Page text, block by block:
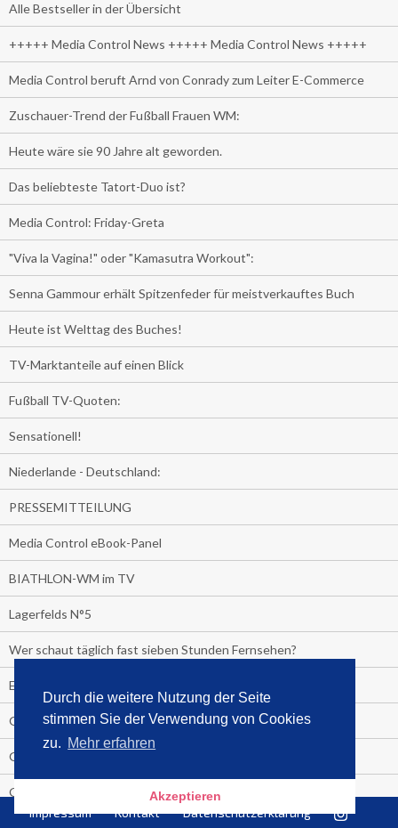
Durch die weitere Nutzung der Seite
stimmen Sie der Verwendung von Cookies
zu. Mehr erfahren
Akzeptieren
Alle Bestseller in der Übersicht
+++++ Media Control News +++++ Media Control News +++++
Media Control beruft Arnd von Conrady zum Leiter E-Commerce
Zuschauer-Trend der Fußball Frauen WM:
Heute wäre sie 90 Jahre alt geworden.
Das beliebteste Tatort-Duo ist?
Media Control: Friday-Greta
"Viva la Vagina!" oder "Kamasutra Workout":
Senna Gammour erhält Spitzenfeder für meistverkauftes Buch
Heute ist Welttag des Buches!
TV-Marktanteile auf einen Blick
Fußball TV-Quoten:
Sensationell!
Niederlande - Deutschland:
PRESSEMITTEILUNG
Media Control eBook-Panel
BIATHLON-WM im TV
Lagerfelds N°5
Wer schaut täglich fast sieben Stunden Fernsehen?
Es Pilchert allerorten
Geheime Promi-Bücher-Bestenliste
Gratis-E-Book-Aktionen
Gefahr fürs Dschungelcamp!
Impressum Kontakt Datenschutzerklärung